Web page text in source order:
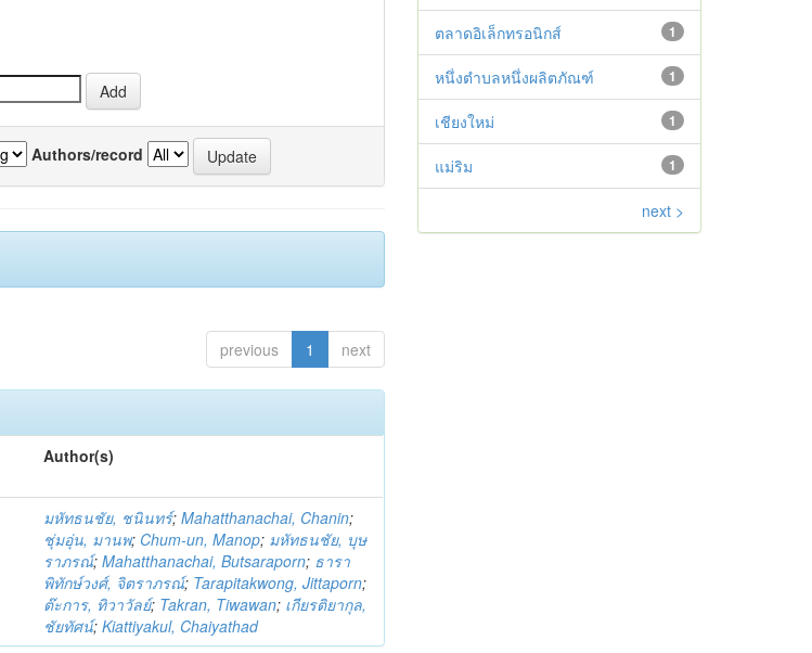
Authors/record
previous 1 next
Author(s)
มหัทธนชัย, ชนินทร์;Mahatthanachai, Chanin;
ชุ่มอุ่น, มานพ; Chum-un, Manop; มหัทธนชัย, บุษ
ราภรณ์;Mahatthanachai, Butsaraporn; ธารา
พิทักษ์วงศ์, จิตราภรณ์; Tarapitakwong, Jittaporn;
ต๊ะการ, ทิวาวัลย์; Takran, Tiwawan; เกียรติยากุล,
ชัยทัศน์;Kiattiyakul, Chaiyathad
1
ตลาดอิเล็กทรอนิกส์
1
หนึ่งตำบลหนึ่งผลิตภัณฑ์
1
เชียงใหม่
1
แม่ริม
next >